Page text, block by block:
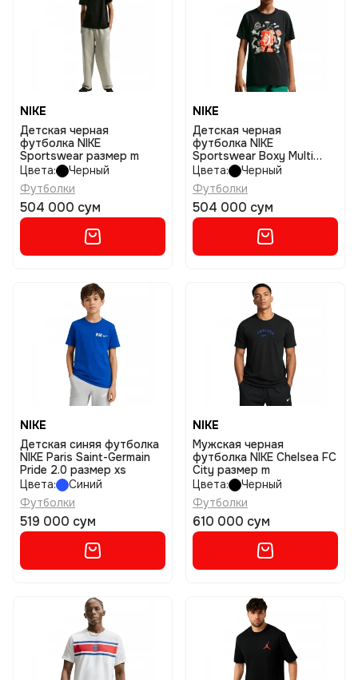
NIKE
Детская черная
футболка NIKE
Sportswear размер m
Цвета:
Черный
Футболки
504 000 сум
NIKE
Детская черная
футболка NIKE
Sportswear Boxy Multi
Sport размер l
Цвета:
Черный
Футболки
504 000 сум
NIKE
Детская синяя футболка
NIKE Paris Saint-Germain
Pride 2.0 размер xs
Цвета:
Синий
Футболки
519 000 сум
NIKE
Мужская черная
футболка NIKE Chelsea FC
City размер m
Цвета:
Черный
Футболки
610 000 сум